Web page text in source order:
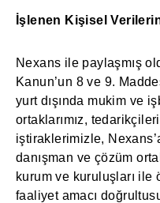
İşlenen Kişisel
Nexans ile paylaşmış
Kanun’un 8 ve 9.
yurt dışında mukim ve
ortaklarımız,
iştiraklerimizle,
danışman ve çözüm
kurum ve kuruluşları
faaliyet amacı